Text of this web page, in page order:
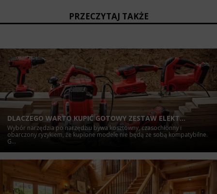
PRZECZYTAJ TAKŻE
DLACZEGO WARTO KUPIĆ GOTOWY ZESTAW ELEKT...
Wybór narzędzia po narzędziu bywa kosztowny, czasochłonny i
obarczony ryzykiem, że kupione modele nie będą ze sobą kompatybilne.
G...